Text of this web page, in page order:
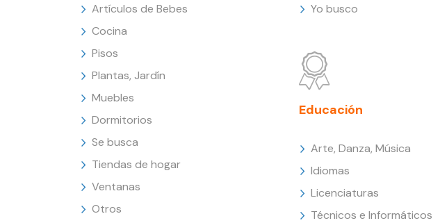
Artículos de Bebes
Cocina
Pisos
Plantas, Jardín
Muebles
Dormitorios
Se busca
Tiendas de hogar
Ventanas
Otros
Yo busco
Educación
Arte, Danza, Música
Idiomas
Licenciaturas
Técnicos e Informáticos